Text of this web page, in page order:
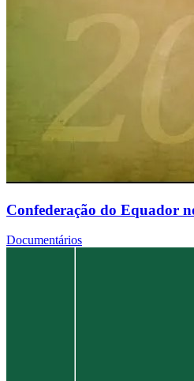
Confederação do Equador
Documentários